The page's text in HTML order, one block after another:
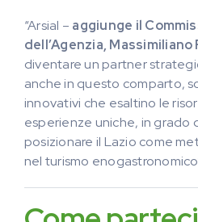
“Arsial – aggiunge il
dell’Agenzia, Massimiliano
diventare un partner
anche in questo comparto,
innovativi che esaltino le
esperienze uniche, in grado
posizionare il Lazio come
nel turismo